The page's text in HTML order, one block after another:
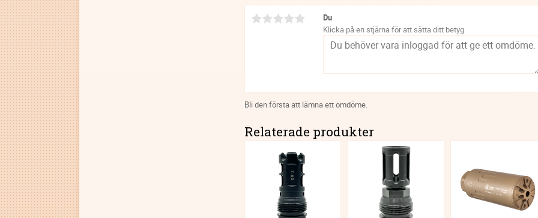
Du
Klicka på en stjärna för att sätta ditt betyg
Bli den första att lämna ett omdöme.
Relaterade produkter